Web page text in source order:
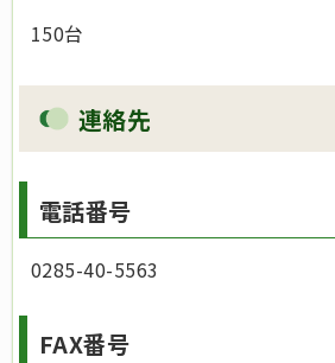
150台
連絡先
電話番号
0285-40-5563
FAX番号